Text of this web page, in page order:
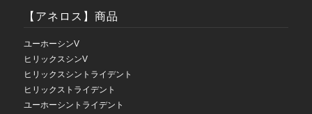
【アネロス】商品
ユーホーシンV
ヒリックスシンV
ヒリックスシントライデント
ヒリックストライデント
ユーホーシントライデント